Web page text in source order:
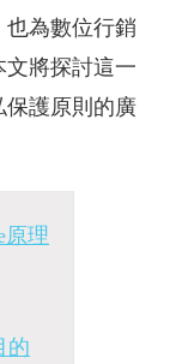
為數位行銷
將探討這一
保護原則的廣
原理
的